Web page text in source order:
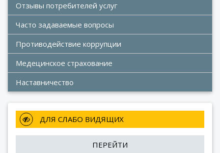
Отзывы потребителей услуг
Часто задаваемые вопросы
Противодействие коррупции
Медецинское страхование
Наставничество
ДЛЯ СЛАБО ВИДЯЩИХ
ПЕРЕЙТИ